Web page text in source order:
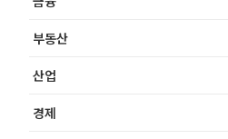
부동산
산업
경제